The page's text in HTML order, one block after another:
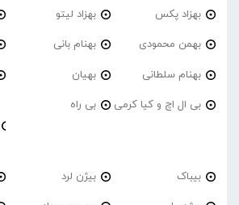
بهزاد پکس بهزاد لیتو
بهمن محمودی بهنام بانی
بهنام سلطانی بهیان
بی ال اچ و کیا کرمی بی راه
بیباک بیژن لرد